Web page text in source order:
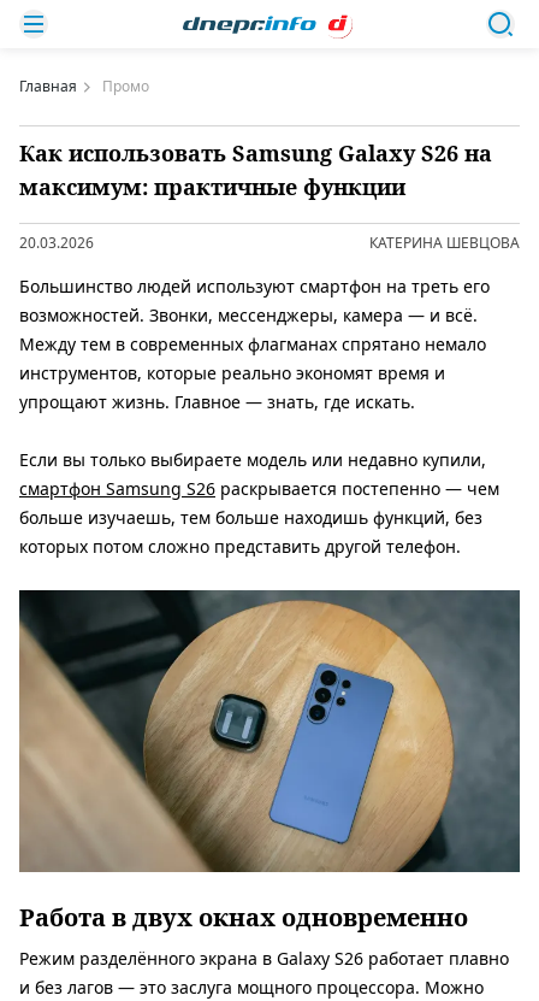
Главная Промо
Как использовать Samsung Galaxy S26 на
максимум: практичные функции
20.03.2026 КАТЕРИНА ШЕВЦОВА
Большинство людей используют смартфон на треть его
возможностей. Звонки, мессенджеры, камера — и всё.
Между тем в современных флагманах спрятано немало
инструментов, которые реально экономят время и
упрощают жизнь. Главное — знать, где искать.
Если вы только выбираете модель или недавно купили,
смартфон Samsung S26 раскрывается постепенно — чем
больше изучаешь, тем больше находишь функций, без
которых потом сложно представить другой телефон.
Работа в двух окнах одновременно
Режим разделённого экрана в Galaxy S26 работает плавно
и без лагов — это заслуга мощного процессора. Можно